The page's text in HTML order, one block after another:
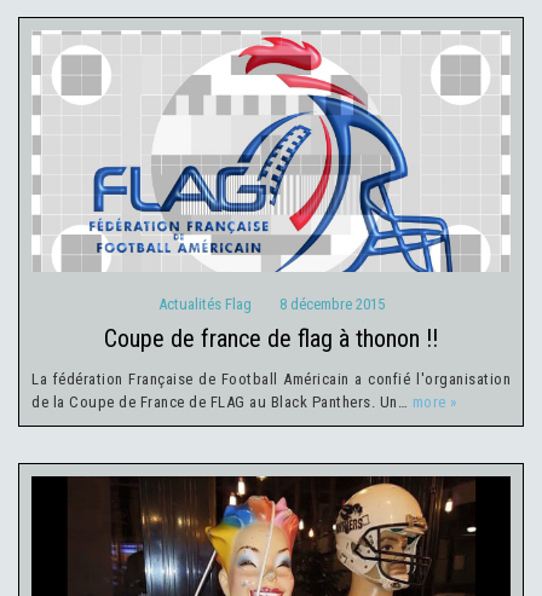
Actualités Flag 8 décembre 2015
Actualités Flag 8 décembre 2015
coupe de france de flag à thonon !!
La fédération Française de Football Américain a confié l'organisation
de la Coupe de France de FLAG au Black Panthers. Un…
more »